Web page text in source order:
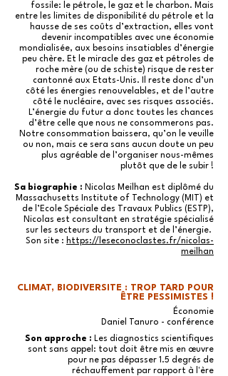
CLIMAT, BIODIVERSITE : TROP TARD POUR
ÊTRE PESSIMISTES !
fossile: le pétrole, le gaz et le charbon. Mais
entre les limites de disponibilité du pétrole et la
hausse de ses coûts d’extraction, elles vont
devenir incompatibles avec une économie
mondialisée, aux besoins insatiables d’énergie
peu chère. Et le miracle des gaz et pétroles de
roche mère (ou de schiste) risque de rester
cantonné aux Etats-Unis. Il reste donc d’un
côté les énergies renouvelables, et de l’autre
côté le nucléaire, avec ses risques associés.
L’énergie du futur a donc toutes les chances
d’être celle que nous ne consommerons pas.
Notre consommation baissera, qu’on le veuille
ou non, mais ce sera sans aucun doute un peu
plus agréable de l’organiser nous-mêmes
plutôt que de le subir !
Sa biographie : Nicolas Meilhan est diplômé du
Massachusetts Institute of Technology (MIT) et
de l’Ecole Spéciale des Travaux Publics (ESTP),
Nicolas est consultant en stratégie spécialisé
sur les secteurs du transport et de l’énergie.
Son site : https://leseconoclastes.fr/nicolas-
meilhan
Économie
Daniel Tanuro - conférence
Son approche : Les diagnostics scientifiques
sont sans appel: tout doit être mis en œuvre
pour ne pas dépasser 1.5 degrés de
réchauffement par rapport à l'ère